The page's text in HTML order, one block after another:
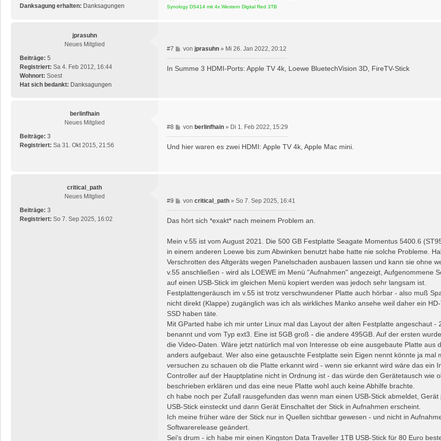
Danksagung erhalten: Danksagungen
Synology DS414 mit 4x Western Digital Red 3TB
jprasuhn
Neues Mitglied
Beiträge: 5
Registriert: Sa 4. Feb 2012, 16:44
Wohnort: Soest
Hat sich bedankt: Danksagungen
#7
B
e
von jprasuhn» Mi 26. Jan 2022, 20:12
In Summe 3 HDMI-Ports: Apple TV 4k, Loewe BluetechVision 3D, FireTV-Stick
berlinfhain
Neues Mitglied
Beiträge: 3
Registriert: Sa 31. Okt 2015, 21:56
#8
B
e
i
von berlinfhain» Di 1. Feb 2022, 15:29
Und hier waren es zwei HDMI: Apple TV 4k, Apple Mac mini.
critical_path
Neues Mitglied
Beiträge: 3
Registriert: So 7. Sep 2025, 16:02
#9
B
e
i
a
g
von critical_path» So 7. Sep 2025, 16:41
Das hört sich *exakt* nach meinem Problem an.
Mein v.55 ist vom August 2021. Die 500 GB Festplatte Seagate Momentus 5400.6
in einem anderen Loewe bis zum Abwinken benutzt habe hatte nie solche Probleme.
Verschrotten des Altgeräts wegen Panelschaden ausbauen lassen und kann sie ohne
v.55 anschließen - wird als LOEWE im Menü "Aufnahmen" angezeigt, Aufgenommene
auf einen USB-Stick im gleichen Menü kopiert werden was jedoch sehr langsam ist.
Festplattengeräusch im v.55 ist trotz verschwundener Platte auch hörbar - also muß
nicht direkt (Klappe) zugänglich was ich als wirkliches Manko ansehe weil daher ein
SSD haben täte.
Mit GParted habe ich mir unter Linux mal das Layout der alten Festplatte angeschaut -
benannt und vom Typ ext3. Eine ist 5GB groß - die andere 495GB. Auf der ersten
die Video-Daten. Wäre jetzt natürlich mal von Interesse ob eine ausgebaute Platte aus
anders aufgebaut. Wer also eine getauschte Festplatte sein Eigen nennt könnte ja mal
versuchen zu schauen ob die Platte erkannt wird - wenn sie erkannt wird wäre das ein
Controller auf der Hauptplatine nicht in Ordnung ist - das würde den Gerätetausch wie
beschrieben erklären und das eine neue Platte wohl auch keine Abhilfe brachte.
ch habe noch per Zufall rausgefunden das wenn man einen USB-Stick abmeldet,
USB-Stick einsteckt und dann Gerät Einschaltet der Stick in Aufnahmen erscheint.
Ich meine früher wäre der Stick nur in Quellen sichtbar gewesen - und nicht in
Softwarerelease geändert.
Sei's drum - ich habe mir einen Kingston Data Traveller 1TB USB-Stick für 80 Euro